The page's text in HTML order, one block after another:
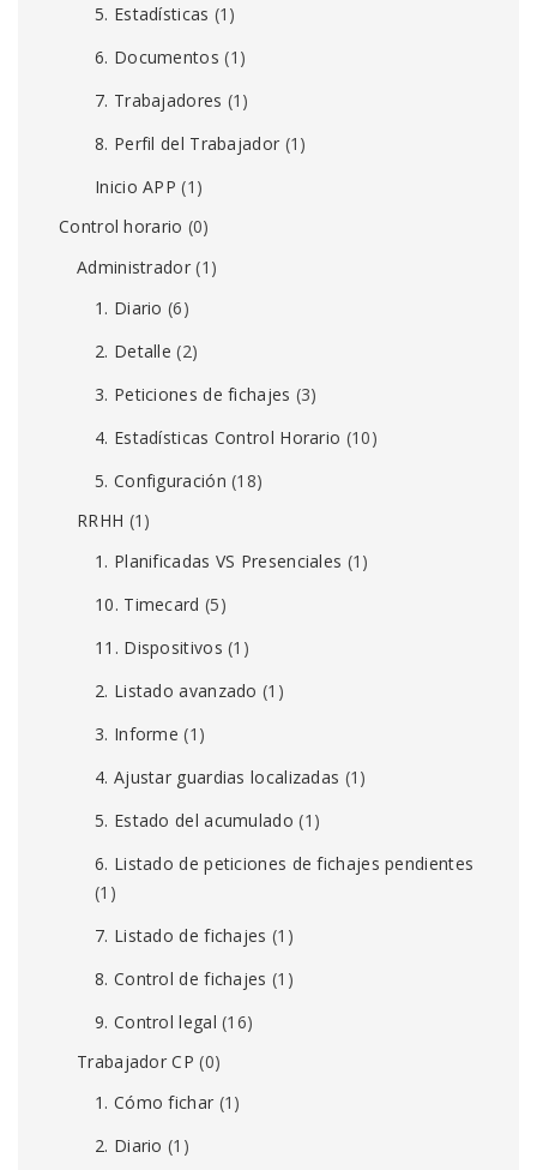
5. Estadísticas (1)
6. Documentos (1)
7. Trabajadores (1)
8. Perfil del Trabajador (1)
Inicio APP (1)
Control horario (0)
Administrador(1)
1. Diario (6)
2. Detalle (2)
3. Peticiones de fichajes (3)
4. Estadísticas Control Horario (10)
5. Configuración (18)
RRHH (1)
1. Planificadas VS Presenciales (1)
10. Timecard (5)
11. Dispositivos (1)
2. Listado avanzado (1)
3. Informe (1)
4. Ajustar guardias localizadas (1)
5. Estado del acumulado (1)
6. Listado de peticiones de fichajes pendientes
(1)
7. Listado de fichajes (1)
8. Control de fichajes (1)
9. Control legal (16)
Trabajador CP (0)
1. Cómo fichar (1)
2. Diario (1)